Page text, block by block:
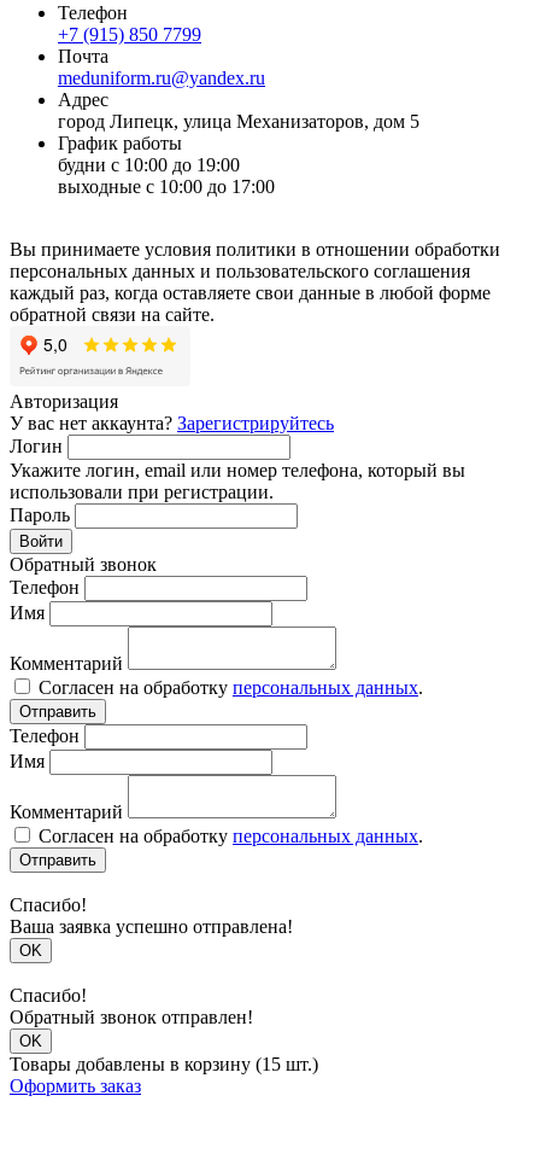
Телефон
+7 (915) 850 7799
Почта
meduniform.ru@yandex.ru
Адрес
город Липецк, улица Механизаторов, дом 5
График работы
будни с 10:00 до 19:00
выходные с 10:00 до 17:00
Вы принимаете условия политики в отношении обработки
персональных данных и пользовательского соглашения
каждый раз, когда оставляете свои данные в любой форме
обратной связи на сайте.
Авторизация
У вас нет аккаунта? Зарегистрируйтесь
Логин
Укажите логин, email или номер телефона, который вы
использовали при регистрации.
Пароль
Войти
Обратный звонок
Телефон
Имя
Комментарий
Согласен на обработку персональных данных.
Отправить
Телефон
Имя
Комментарий
Согласен на обработку персональных данных.
Отправить
Спасибо!
Ваша заявка успешно отправлена!
OK
Спасибо!
Обратный звонок отправлен!
OK
Товары добавлены в корзину (15 шт.)
Оформить заказ